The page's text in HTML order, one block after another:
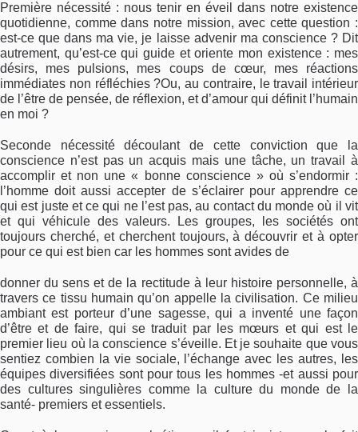
Première nécessité : nous tenir en éveil dans notre existence
quotidienne, comme dans notre mission, avec cette question :
est-ce que dans ma vie, je laisse advenir ma conscience ? Dit
autrement, qu’est-ce qui guide et oriente mon existence : mes
désirs, mes pulsions, mes coups de cœur, mes réactions
immédiates non réfléchies ?Ou, au contraire, le travail intérieur
de l’être de pensée, de réflexion, et d’amour qui définit l’humain
en moi ?
Seconde nécessité découlant de cette conviction que la
conscience n’est pas un acquis mais une tâche, un travail à
accomplir et non une « bonne conscience » où s’endormir :
l’homme doit aussi accepter de s’éclairer pour apprendre ce
qui est juste et ce qui ne l’est pas, au contact du monde où il vit
et qui véhicule des valeurs. Les groupes, les sociétés ont
toujours cherché, et cherchent toujours, à découvrir et à opter
pour ce qui est bien car les hommes sont avides de
donner du sens et de la rectitude à leur histoire personnelle, à
travers ce tissu humain qu’on appelle la civilisation. Ce milieu
ambiant est porteur d’une sagesse, qui a inventé une façon
d’être et de faire, qui se traduit par les mœurs et qui est le
premier lieu où la conscience s’éveille. Et je souhaite que vous
sentiez combien la vie sociale, l’échange avec les autres, les
équipes diversifiées sont pour tous les hommes -et aussi pour
des cultures singulières comme la culture du monde de la
santé- premiers et essentiels.